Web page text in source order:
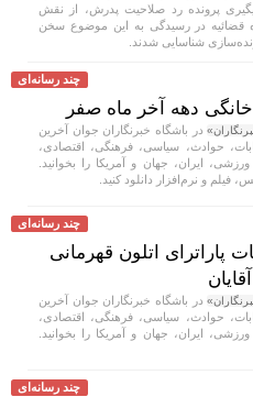
پرونده رد صلاحیت پدرش، از نقش
قضائیه در رسیدگی به این موضوع سخن
شناسایی شدند.
چند رسانه‌ای
دهه آخر ماه صفر
در باشگاه خبرنگاران جوان آخرین
حوادث، سیاسی، فرهنگی، اقتصادی،
ایران، جهان و آمریکا را بخوانید.
فیلم و نرم‌افزار دانلود کنید.
چند رسانه‌ای
پاراترای اتلون قهرمانی
در باشگاه خبرنگاران جوان آخرین
حوادث، سیاسی، فرهنگی، اقتصادی،
ایران، جهان و آمریکا را بخوانید.
چند رسانه‌ای